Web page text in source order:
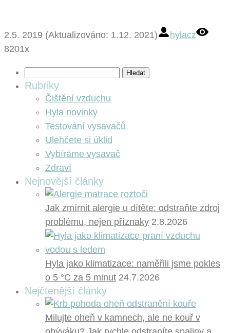
2.5. 2019 (Aktualizováno: 1.12. 2021)
hylacz
8201x
Rubriky
Čištění vzduchu
Hyla novinky
Testování vysavačů
Ulehčete si úklid
Vybíráme vysavač
Zdraví
Nejnovější články
Jak zmírnit alergie u dítěte: odstraňte zdroj
problému, nejen příznaky 2.8.2026
Hyla jako klimatizace: naměřili jsme pokles
o 5 °C za 5 minut 24.7.2026
Nejčtenější články
Milujte oheň v kamnech, ale ne kouř v